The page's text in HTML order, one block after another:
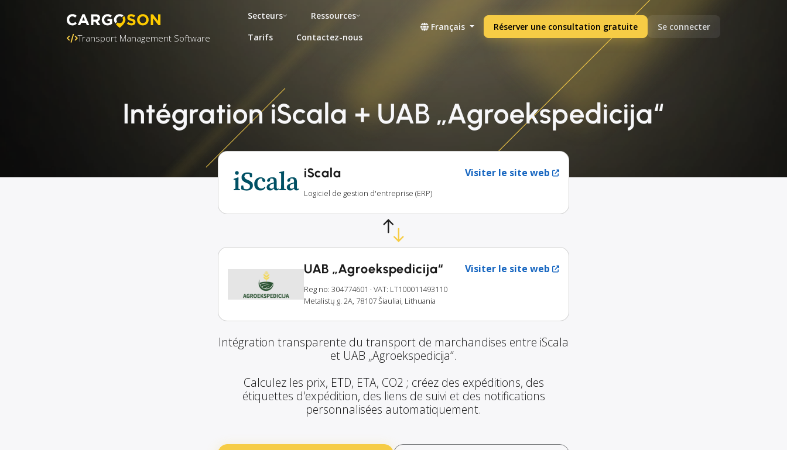
Transport Management Software
Secteurs
Ressources
Tarifs
Contactez-nous
Français Réserver une consultation gratuite Se connecter
Intégration iScala + UAB „Agroekspedicija“
iScala Visiter le site web
Logiciel de gestion d'entreprise (ERP)
UAB „Agroekspedicija“ Visiter le site web
Reg no: 304774601 · VAT: LT100011493110
Metalistų g. 2A, 78107 Šiauliai, Lithuania
Intégration transparente du transport de marchandises entre iScala
et UAB „Agroekspedicija“.
Calculez les prix, ETD, ETA, CO2 ; créez des expéditions, des
étiquettes d'expédition, des liens de suivi et des notifications
personnalisées automatiquement.